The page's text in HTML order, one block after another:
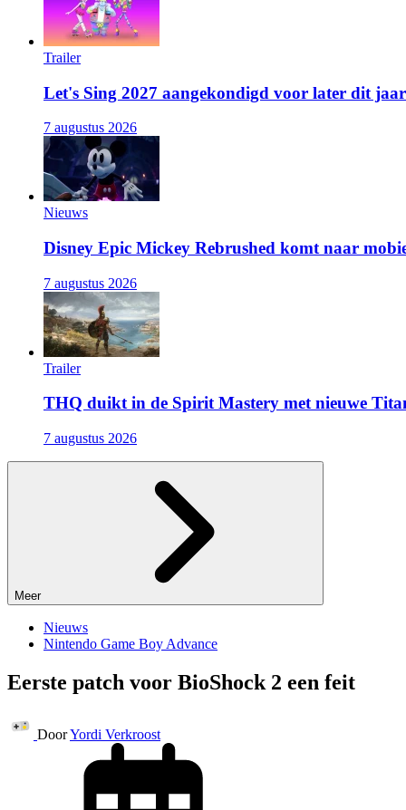
Trailer
Let's Sing 2027 aangekondigd voor later dit jaar
7 augustus 2026
Nieuws
Disney Epic Mickey Rebrushed komt naar
7 augustus 2026
Trailer
THQ duikt in de Spirit Mastery met nieuwe
7 augustus 2026
Meer
Nieuws
Nintendo Game Boy Advance
Eerste patch voor BioShock 2 een feit
DoorYordi Verkroost